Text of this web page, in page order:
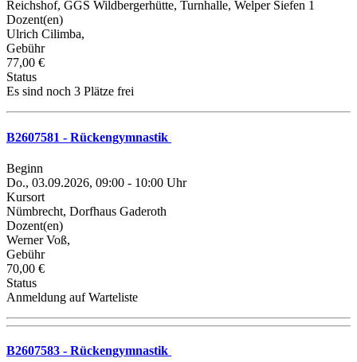
Reichshof, GGS Wildbergerhütte, Turnhalle, Welper Siefen 1
Dozent(en)
Ulrich Cilimba,
Gebühr
77,00 €
Status
Es sind noch 3 Plätze frei
B2607581 - Rückengymnastik
Beginn
Do., 03.09.2026, 09:00 - 10:00 Uhr
Kursort
Nümbrecht, Dorfhaus Gaderoth
Dozent(en)
Werner Voß,
Gebühr
70,00 €
Status
Anmeldung auf Warteliste
B2607583 - Rückengymnastik